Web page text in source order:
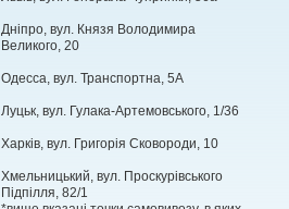
Дніпро, вул. Князя Володимира
Великого, 20
Одесса, вул. Транспортна, 5А
Луцьк, вул. Гулака-Артемовського, 1/36
Харків, вул. Григорія Сковороди, 10
Хмельницький, вул. Проскурівського
Підпілля, 82/1